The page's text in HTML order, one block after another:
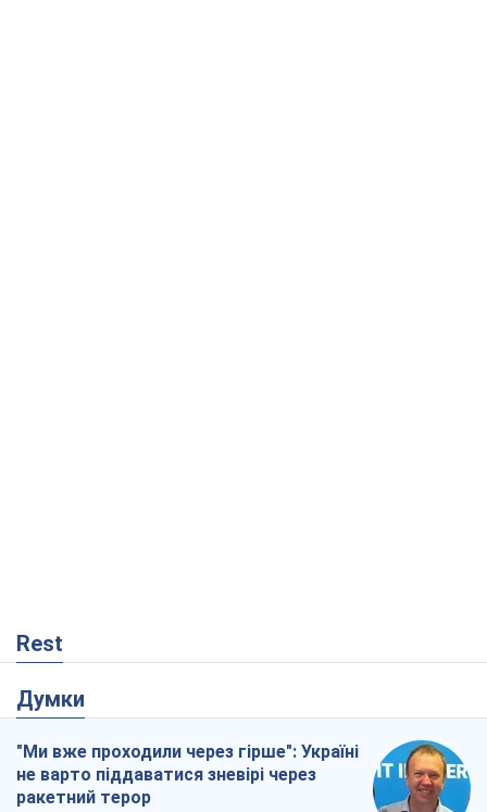
Rest
Думки
"Ми вже проходили через гірше": Україні
не варто піддаватися зневірі через
ракетний терор